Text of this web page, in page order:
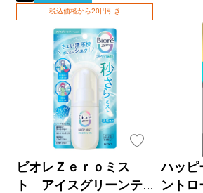
税込価格から20円引き
ビオレＺｅｒｏミス
ト アイスグリーンテ
ハッピ
ントロ